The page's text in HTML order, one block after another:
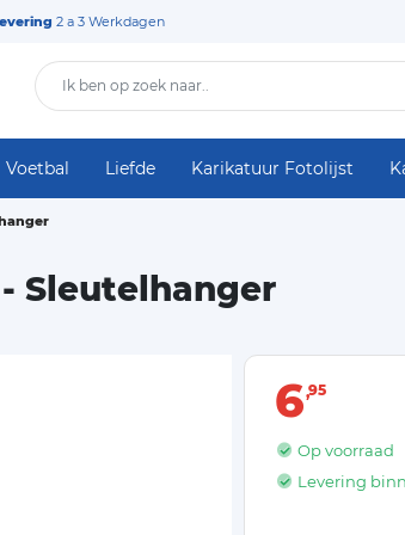
2 a 3 Werkdagen
Voetbal Liefde Karikatuur Fotolijst
Sleutelhanger
6 95
Op voorraad
Levering